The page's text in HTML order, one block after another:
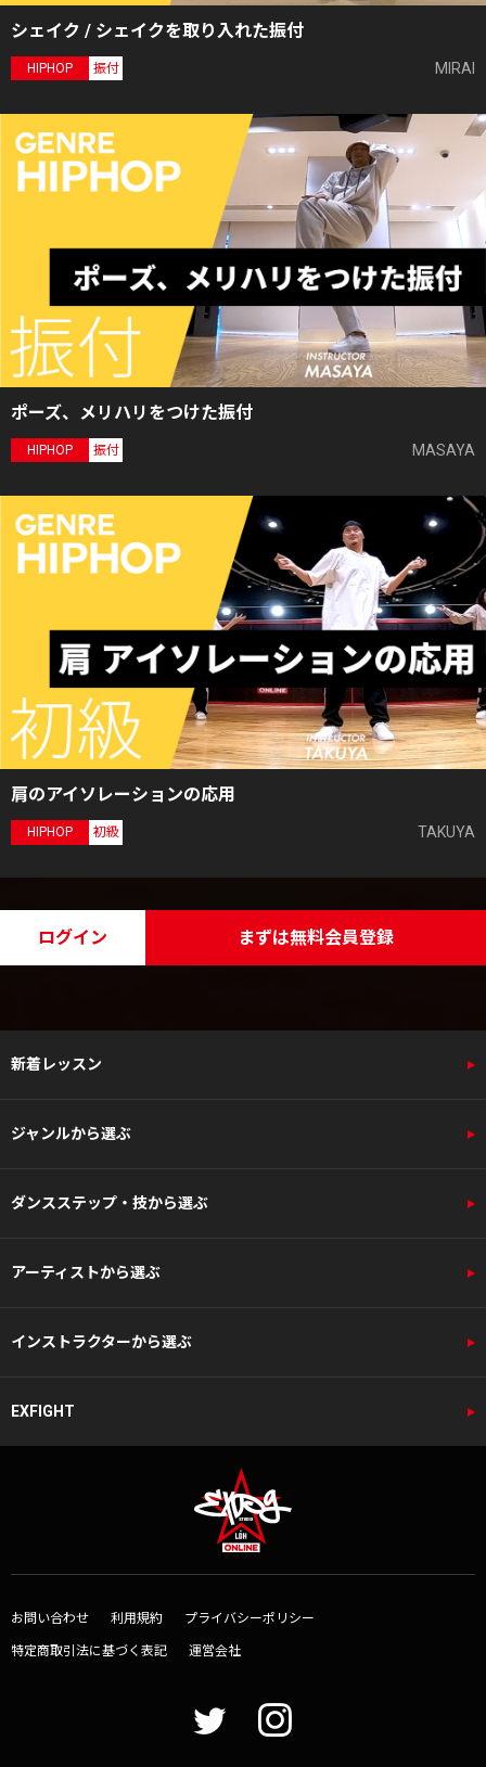
シェイク / シェイクを取り入れた振付
HIPHOP 振付 MIRAI
ポーズ、メリハリをつけた振付
HIPHOP 振付 MASAYA
肩のアイソレーションの応用
HIPHOP 初級 TAKUYA
ログイン まずは無料会員登録
新着レッスン
ジャンルから選ぶ
ダンスステップ・技から選ぶ
アーティストから選ぶ
インストラクターから選ぶ
EXFIGHT
お問い合わせ 利用規約 プライバシーポリシー
特定商取引法に基づく表記 運営会社